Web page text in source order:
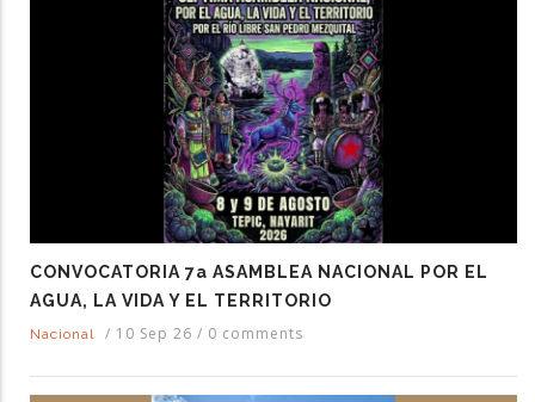
CONVOCATORIA 7a ASAMBLEA NACIONAL POR EL
AGUA, LA VIDA Y EL TERRITORIO
Nacional / 10 Sep 26 / 0 comments